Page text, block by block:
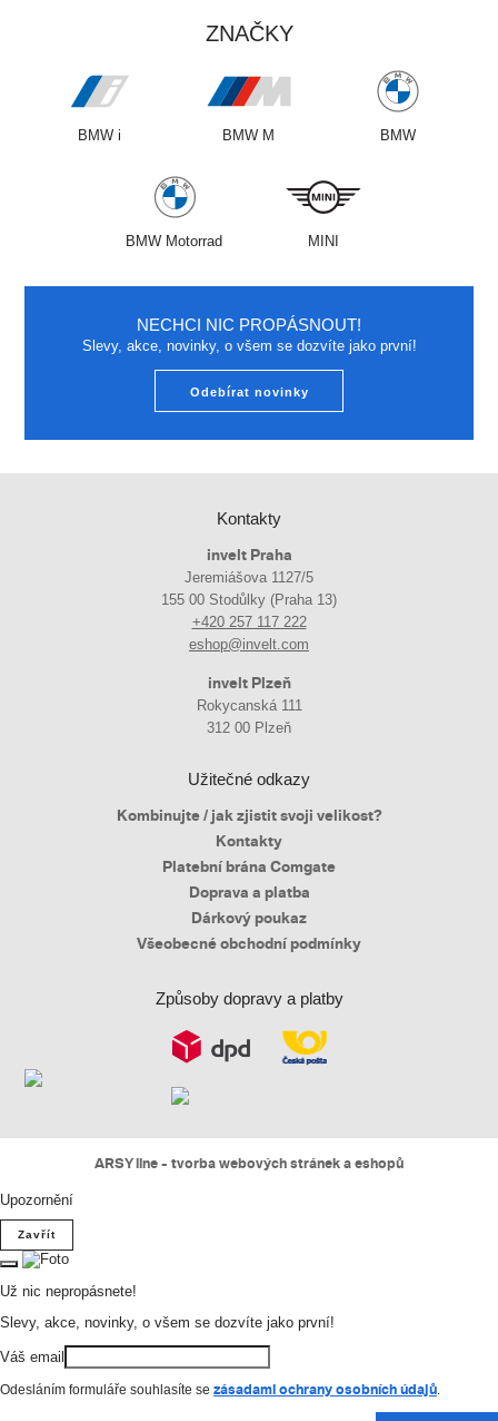
ZNAČKY
BMW i BMW M BMW
BMW Motorrad MINI
NECHCI NIC PROPÁSNOUT!
Slevy, akce, novinky, o všem se dozvíte jako první!
Odebírat novinky
Kontakty
invelt Praha
Jeremiášova 1127/5
155 00 Stodůlky (Praha 13)
+420 257 117 222
eshop@invelt.com
invelt Plzeň
Rokycanská 111
312 00 Plzeň
Užitečné odkazy
Kombinujte / jak zjistit svoji velikost?
Kontakty
Platební brána Comgate
Doprava a platba
Dárkový poukaz
Všeobecné obchodní podmínky
Způsoby dopravy a platby
ARSY line - tvorba webových stránek a eshopů
Upozornění
Zavřít
Už nic nepropásnete!
Slevy, akce, novinky, o všem se dozvíte jako první!
Váš email
Odesláním formuláře souhlasíte se zásadami ochrany osobních údajů.